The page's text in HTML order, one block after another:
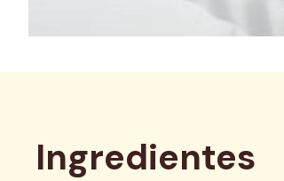
Ingredientes